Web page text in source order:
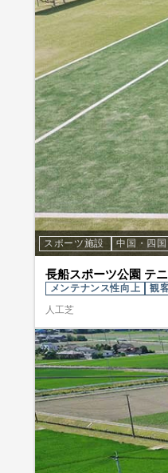
スポーツ施設 中国・四国
長船スポーツ公園 テ
メンテナンス性向上
観
人工芝